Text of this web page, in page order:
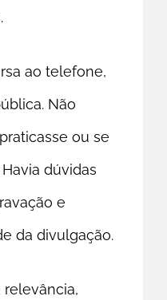
ao telefone,
Não
ou se
dúvidas
e
da divulgação.
relevância,